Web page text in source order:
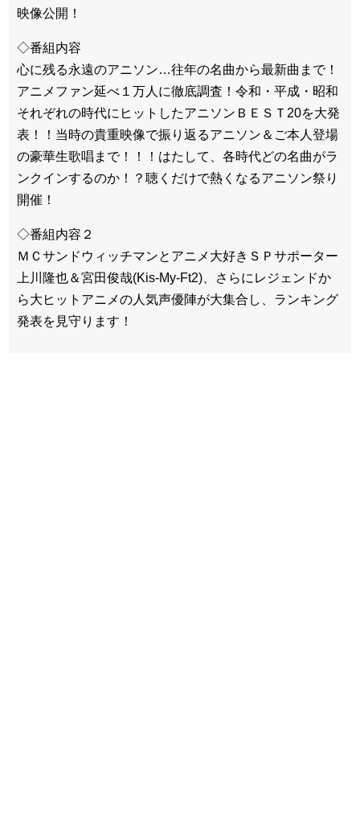
映像公開！
◇番組内容
心に残る永遠のアニソン…往年の名曲から最新曲まで！
アニメファン延べ１万人に徹底調査！令和・平成・昭和
それぞれの時代にヒットしたアニソンＢＥＳＴ20を大発
表！！当時の貴重映像で振り返るアニソン＆ご本人登場
の豪華生歌唱まで！！！はたして、各時代どの名曲がラ
ンクインするのか！？聴くだけで熱くなるアニソン祭り
開催！
◇番組内容２
ＭＣサンドウィッチマンとアニメ大好きＳＰサポーター
上川隆也＆宮田俊哉(Kis-My-Ft2)、さらにレジェンドか
ら大ヒットアニメの人気声優陣が大集合し、ランキング
発表を見守ります！